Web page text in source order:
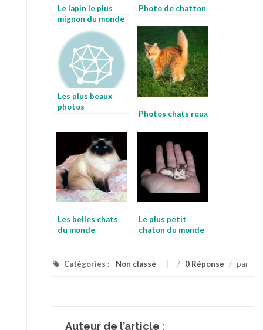
Le lapin le plus
mignon du monde
Photo de chatton
Les plus beaux
photos
Photos chats roux
Les belles chats
du monde
Le plus petit
chaton du monde
Catégories : Non classé / 0 Réponse / par
Auteur de l’article :